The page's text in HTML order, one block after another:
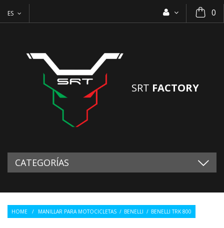
0
ES
SRT FACTORY
CATEGORÍAS
HOME / MANILLAR PARA MOTOCICLETAS / BENELLI / BENELLI TRK 800